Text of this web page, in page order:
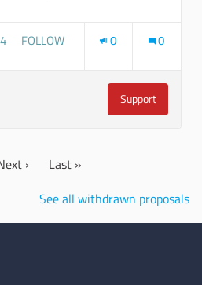
34 FOLLOWERS
FOLLOW 0 0
Support
Scuole verdi
›
Last »
See all withdrawn proposals